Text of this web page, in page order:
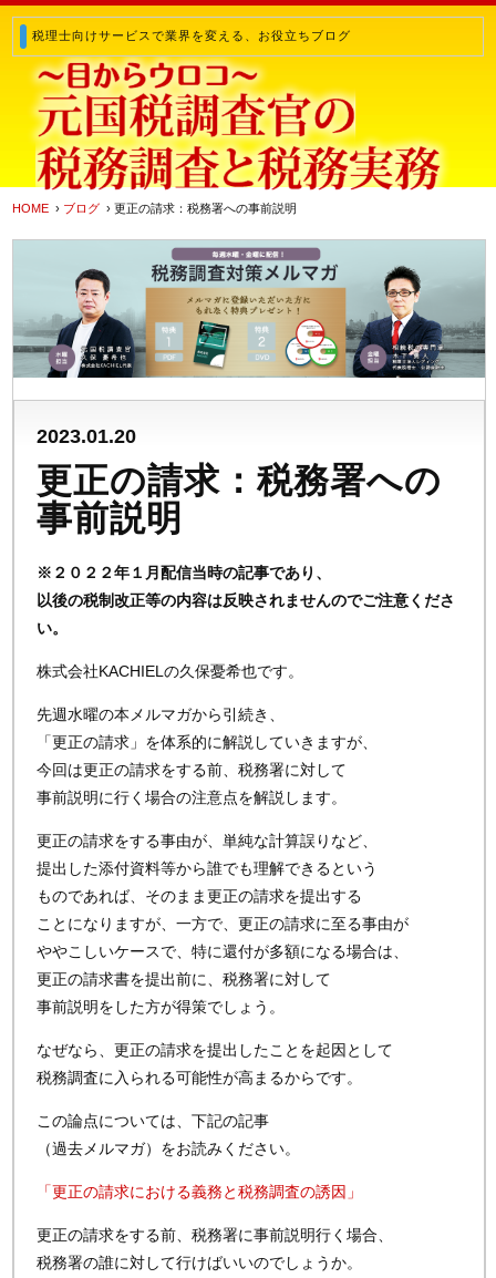
税理士向けサービスで業界を変える、お役立ちブログ
HOME › ブログ › 更正の請求：税務署への事前説明
2023.01.20
更正の請求：税務署への
事前説明
※２０２２年１月配信当時の記事であり、
以後の税制改正等の内容は反映されませんのでご注意くださ
い。
株式会社KACHIELの久保憂希也です。
先週水曜の本メルマガから引続き、
「更正の請求」を体系的に解説していきますが、
今回は更正の請求をする前、税務署に対して
事前説明に行く場合の注意点を解説します。
更正の請求をする事由が、単純な計算誤りなど、
提出した添付資料等から誰でも理解できるという
ものであれば、そのまま更正の請求を提出する
ことになりますが、一方で、更正の請求に至る事由が
ややこしいケースで、特に還付が多額になる場合は、
更正の請求書を提出前に、税務署に対して
事前説明をした方が得策でしょう。
なぜなら、更正の請求を提出したことを起因として
税務調査に入られる可能性が高まるからです。
この論点については、下記の記事
（過去メルマガ）をお読みください。
「更正の請求における義務と税務調査の誘因」
更正の請求をする前、税務署に事前説明行く場合、
税務署の誰に対して行けばいいのでしょうか。